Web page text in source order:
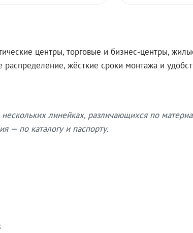
центры, торговые и бизнес-центры,
распределение, жёсткие сроки монтажа и
линейках, различающихся по
— по каталогу и паспорту.